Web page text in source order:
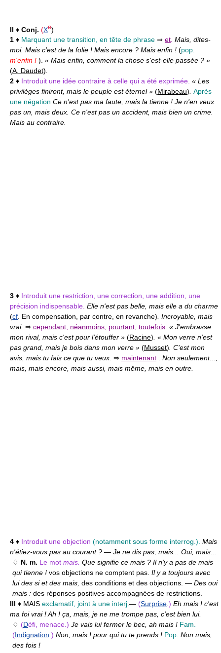
II ♦ Conj. (Xe)
1 ♦ Marquant une transition, en tête de phrase ⇒ et. Mais, dites-
moi. Mais c'est de la folie ! Mais encore ? Mais enfin ! (pop.
m'enfin ! ). « Mais enfin, comment la chose s'est-elle passée ? »
(A. Daudet).
2 ♦ Introduit une idée contraire à celle qui a été exprimée. « Les
privilèges finiront, mais le peuple est éternel » (Mirabeau). Après
une négation Ce n'est pas ma faute, mais la tienne ! Je n'en veux
pas un, mais deux. Ce n'est pas un accident, mais bien un crime.
Mais au contraire.
3 ♦ Introduit une restriction, une correction, une addition, une
précision indispensable. Elle n'est pas belle, mais elle a du charme
(cf. En compensation, par contre, en revanche). Incroyable, mais
vrai. ⇒ cependant, néanmoins, pourtant, toutefois. « J'embrasse
mon rival, mais c'est pour l'étouffer » (Racine). « Mon verre n'est
pas grand, mais je bois dans mon verre » (Musset). C'est mon
avis, mais tu fais ce que tu veux. ⇒ maintenant . Non seulement...,
mais, mais encore, mais aussi, mais même, mais en outre.
4 ♦ Introduit une objection (notamment sous forme interrog.). Mais
n'étiez-vous pas au courant ? — Je ne dis pas, mais... Oui, mais...
♢ N. m. Le mot mais. Que signifie ce mais ? Il n'y a pas de mais
qui tienne ! vos objections ne comptent pas. Il y a toujours avec
lui des si et des mais, des conditions et des objections. — Des oui
mais : des réponses positives accompagnées de restrictions.
III ♦ MAIS exclamatif, joint à une interj.— (Surprise.) Eh mais ! c'est
ma foi vrai ! Ah ! ça, mais, je ne me trompe pas, c'est bien lui.
♢ (Défi, menace.) Je vais lui fermer le bec, ah mais ! Fam.
(Indignation.) Non, mais ! pour qui tu te prends ! Pop. Non mais,
des fois !